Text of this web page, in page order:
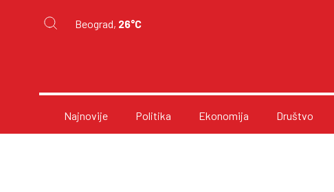
Beograd, 26°C
Najnovije Politika Ekonomija Društvo